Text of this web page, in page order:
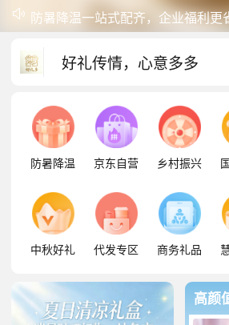
 防暑降温一站式配齐，企业福利更
好礼传情，心意多多
防暑降温 京东自营 乡村振兴
中秋好礼 代发专区 商务礼品
高颜